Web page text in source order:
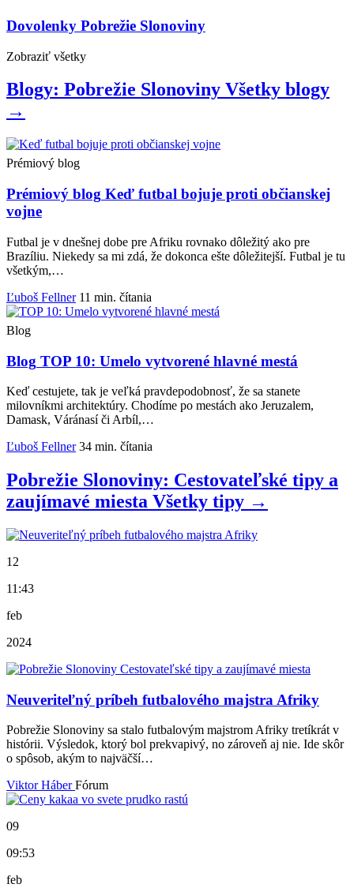
Dovolenky Pobrežie Slonoviny
Zobraziť všetky
Blogy: Pobrežie Slonoviny Všetky blogy
→
Prémiový blog
Prémiový blog Keď futbal bojuje proti občianskej
vojne
Futbal je v dnešnej dobe pre Afriku rovnako dôležitý ako pre
Brazíliu. Niekedy sa mi zdá, že dokonca ešte dôležitejší. Futbal je tu
všetkým,…
Ľuboš Fellner 11 min. čítania
Blog
Blog TOP 10: Umelo vytvorené hlavné mestá
Keď cestujete, tak je veľká pravdepodobnosť, že sa stanete
milovníkmi architektúry. Chodíme po mestách ako Jeruzalem,
Damask, Váránasí či Arbíl,…
Ľuboš Fellner 34 min. čítania
Pobrežie Slonoviny: Cestovateľské tipy a
zaujímavé miesta Všetky tipy →
12
11:43
feb
2024
Neuveriteľný príbeh futbalového majstra Afriky
Pobrežie Slonoviny sa stalo futbalovým majstrom Afriky tretíkrát v
histórii. Výsledok, ktorý bol prekvapivý, no zároveň aj nie. Ide skôr
o spôsob, akým to najväčší…
Viktor HáberFórum
09
09:53
feb